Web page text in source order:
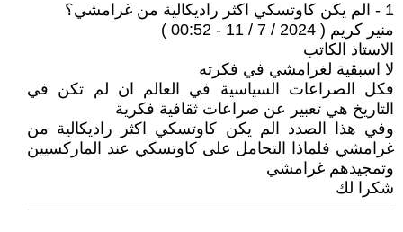
1 - الم يكن كاوتسكي اكثر راديكالية من غرامشي؟
منير كريم ( 2024 / 7 / 11 - 00:52 )
الاستاذ الكاتب
لا اسبقية لغرامشي في فكرته
فكل الصراعات السياسية في العالم ان لم تكن في
التاريخ هي تعبير عن صراعات ثقافية فكرية
وفي هذا الصدد الم يكن كاوتسكي اكثر راديكالية من
غرامشي فلماذا التحامل على كاوتسكي عند الماركسيين
وتمجيدهم غرامشي
شكرا لك